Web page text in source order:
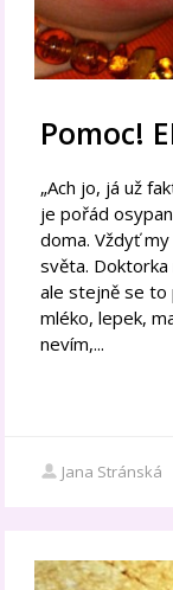
Pomoc!
„Ach jo, já už
je pořád
doma. Vždyť
světa.
ale stejně se to
mléko, lepek,
nevím,...
Jana Stránská